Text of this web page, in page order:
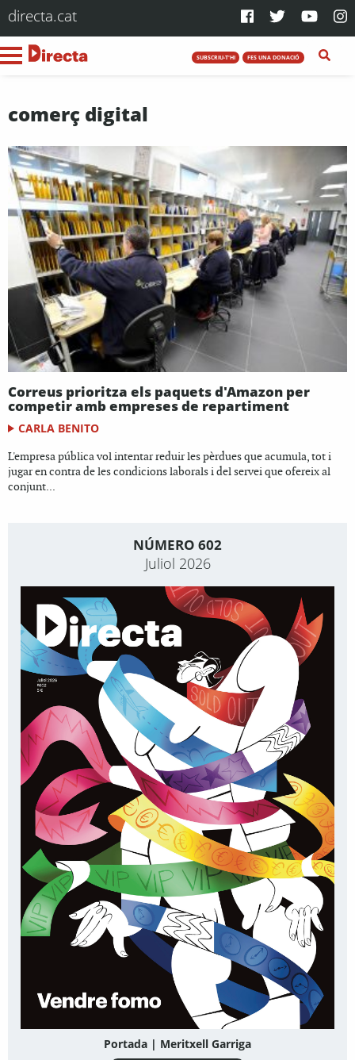
directa.cat
SUBSCRIU-T'HI FES UNA DONACIÓ
comerç digital
Correus prioritza els paquets d'Amazon per
competir amb empreses de repartiment
CARLA BENITO
L'empresa pública vol intentar reduir les pèrdues que acumula, tot i
jugar en contra de les condicions laborals i del servei que ofereix al
conjunt...
NÚMERO 602
Juliol 2026
Portada | Meritxell Garriga